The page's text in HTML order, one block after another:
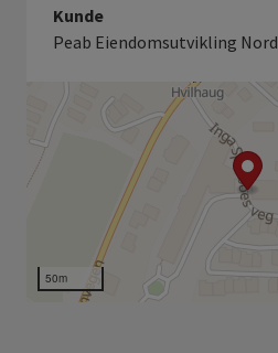
Kunde
Peab Eiendomsutvikling Nord
50m